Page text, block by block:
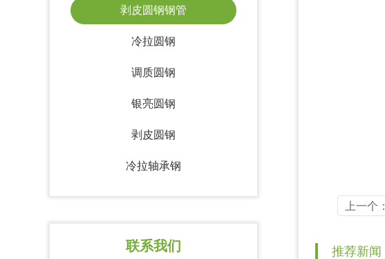
剥皮圆钢钢管
冷拉圆钢
调质圆钢
银亮圆钢
剥皮圆钢
冷拉轴承钢
联系我们 推荐新闻